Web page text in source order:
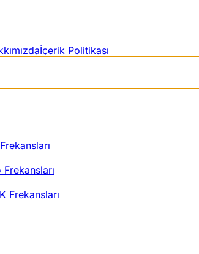
İçerik Politikası
Frekansları